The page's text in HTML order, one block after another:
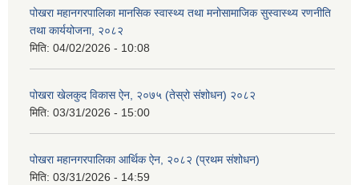
पोखरा महानगरपालिका मानसिक स्वास्थ्य तथा मनोसामाजिक सुस्वास्थ्य रणनीति
तथा कार्ययोजना, २०८२
मिति: 04/02/2026 - 10:08
पोखरा खेलकुद विकास ऐन, २०७५ (तेस्रो संशोधन) २०८२
मिति: 03/31/2026 - 15:00
पोखरा महानगरपालिका आर्थिक ऐन, २०८२ (प्रथम संशोधन)
मिति: 03/31/2026 - 14:59